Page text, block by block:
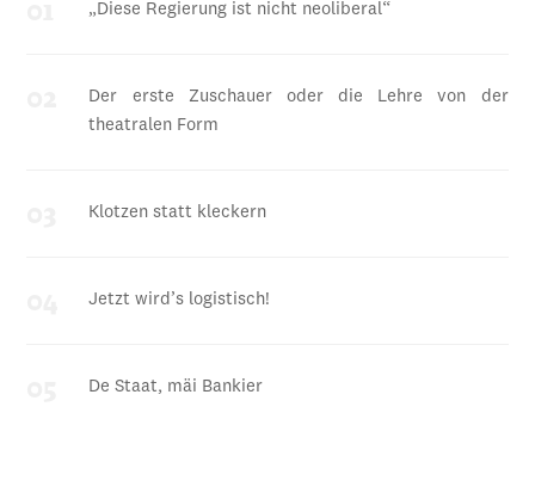
„Diese Regierung ist nicht neoliberal“
Der erste Zuschauer oder die Lehre von der
theatralen Form
Klotzen statt kleckern
Jetzt wird’s logistisch!
De Staat, mäi Bankier